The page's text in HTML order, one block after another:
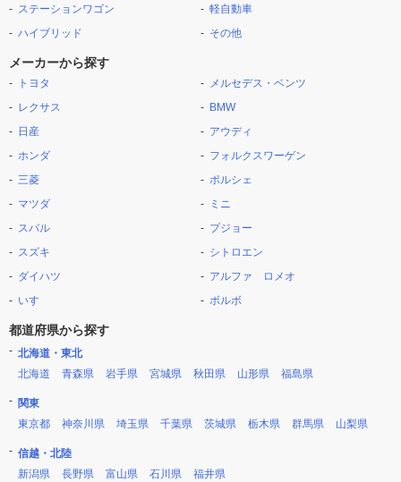
ステーションワゴン
ハイブリッド
軽自動車
その他
メーカーから探す
トヨタ
レクサス
日産
ホンダ
三菱
マツダ
スバル
スズキ
ダイハツ
いすゞ
メルセデス・ベンツ
BMW
アウディ
フォルクスワーゲン
ポルシェ
ミニ
プジョー
シトロエン
アルファ ロメオ
ボルボ
都道府県から探す
北海道・東北
北海道
青森県 岩手県 宮城県 秋田県 山形県 福島県
関東
東京都
神奈川県 埼玉県 千葉県 茨城県 栃木県 群馬県 山梨県
信越・北陸
新潟県
長野県 富山県 石川県 福井県